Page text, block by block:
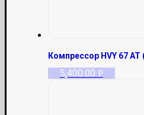
Компрессор HVY 67 AT
5,400.00 Р